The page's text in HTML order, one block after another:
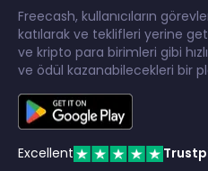
Freecash, kullanıcıların
katılarak ve teklifleri yerine
ve kripto para birimleri gibi
ve ödül kazanabilecekleri bir
Excellent